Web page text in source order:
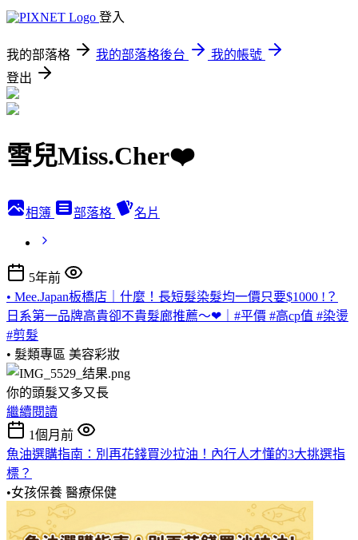
登入
我的部落格 我的部落格後台
我的帳號
登出
雪兒Miss.Cher❤️
相簿 部落格 名片
5年前
• Mee.Japan板橋店｜什麼！長短髮染髮均一價只要$1000 !？
日系第一品牌高貴卻不貴髮廊推薦～❤｜#平價 #高cp值 #染燙
#剪髮
• 髮類專區 美容彩妝
你的頭髮又多又長
繼續閱讀
1個月前
魚油選購指南：別再花錢買沙拉油！內行人才懂的3大挑選指
標？
•女孩保養 醫療保健